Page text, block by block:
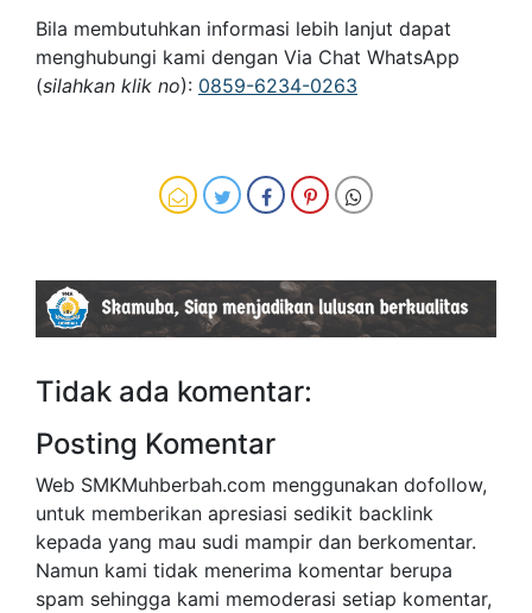
Bila membutuhkan informasi lebih lanjut dapat
menghubungi kami dengan Via Chat WhatsApp
(silahkan klik no): 0859-6234-0263
Tidak ada komentar:
Posting Komentar
Web SMKMuhberbah.com menggunakan dofollow,
untuk memberikan apresiasi sedikit backlink
kepada yang mau sudi mampir dan berkomentar.
Namun kami tidak menerima komentar berupa
spam sehingga kami memoderasi setiap komentar,